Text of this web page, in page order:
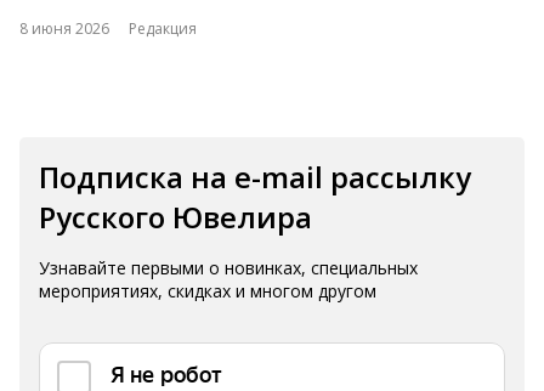
8 июня 2026 Редакция
Подписка на e-mail рассылку
Русского Ювелира
Узнавайте первыми о новинках, специальных
мероприятиях, скидках и многом другом